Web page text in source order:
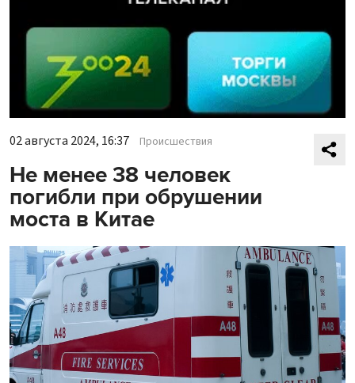
02 августа 2024, 16:37 Происшествия
Не менее 38 человек
погибли при обрушении
моста в Китае